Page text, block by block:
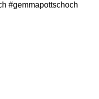
#gemmapottschoch